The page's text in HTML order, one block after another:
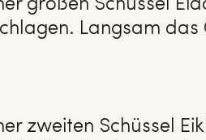
großen Schüssel
Langsam das
zweiten Schüssel